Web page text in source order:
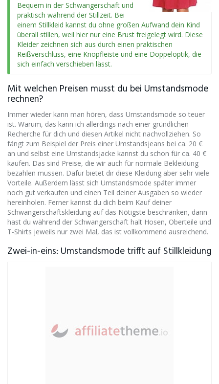
Bequem in der Schwangerschaft und
praktisch während der Stillzeit. Bei
einem Stillkleid kannst du ohne großen Aufwand dein Kind
überall stillen, weil hier nur eine Brust freigelegt wird. Diese
Kleider zeichnen sich aus durch einen praktischen
Reißverschluss, eine Knopfleiste und eine Doppeloptik, die
sich einfach verschieben lässt.
Mit welchen Preisen musst du bei Umstandsmode
rechnen?
Immer wieder kann man hören, dass Umstandsmode so teuer
ist. Warum, das kann ich allerdings nach einer gründlichen
Recherche für dich und diesen Artikel nicht nachvollziehen. So
fängt zum Beispiel der Preis einer Umstandsjeans bei ca. 20 €
an und selbst eine Umstandsjacke kannst du schon für ca. 40 €
kaufen. Das sind Preise, die wir auch für normale Bekleidung
bezahlen müssen. Dafür bietet dir diese Kleidung aber sehr viele
Vorteile. Außerdem lässt sich Umstandsmode später immer
noch gut verkaufen und einen Teil deiner Ausgaben so wieder
hereinholen. Ferner kannst du dich beim Kauf deiner
Schwangerschaftskleidung auf das Nötigste beschränken, dann
hast du während der Schwangerschaft halt Hosen, Oberteile und
T-Shirts jeweils nur zwei Mal, das ist vollkommend ausreichend.
Zwei-in-eins: Umstandsmode trifft auf Stillkleidung